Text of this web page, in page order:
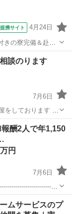
提携サイト 4月24日
きの寮完備＆赴任
休み＆年間休日
製造業務！《三
談のります
7月6日
きますので お気軽
配達、 ◎草刈り、 ...
士
酬2人で年1,150
円
7月6日
万円以上！独
ムサービスのプ